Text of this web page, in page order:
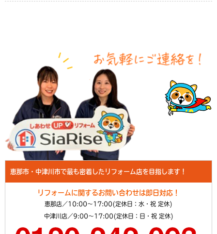
恵那市・中津川市で最も密着したリフォーム店を目指します！
リフォームに関するお問い合わせは即日対応！
恵那店／10:00～17:00(定休日：水・祝 定休)
中津川店／9:00～17:00(定休日：日・祝 定休)